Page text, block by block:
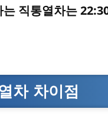
직통열차는
차 차이점